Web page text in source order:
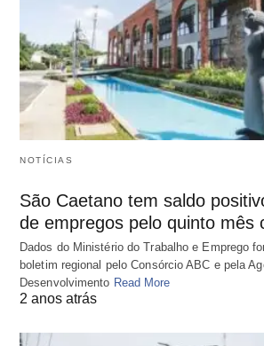
NOTÍCIAS
São Caetano tem saldo
de empregos pelo quinto mês
Dados do Ministério do Trabalho e Emprego
boletim regional pelo Consórcio ABC e pela
Desenvolvimento Read More
2 anos atrás